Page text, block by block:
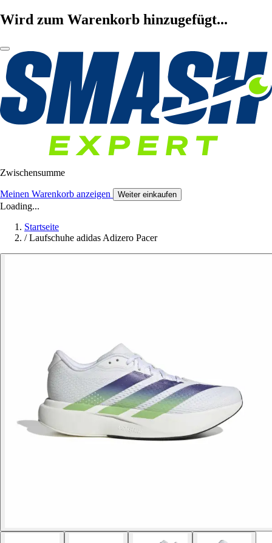
Wird zum Warenkorb hinzugefügt...
Zwischensumme
Meinen Warenkorb anzeigen Weiter einkaufen
Loading...
Startseite
/ Laufschuhe adidas Adizero Pacer